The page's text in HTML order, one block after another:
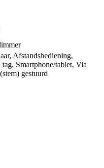
, Afstandsbediening,
tag, Smartphone/tablet, Via
gestuurd